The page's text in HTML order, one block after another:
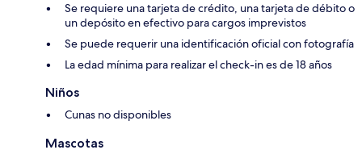
Se requiere una tarjeta de crédito, una tarjeta de débito o
un depósito en efectivo para cargos imprevistos
Se puede requerir una identificación oficial con fotografía
La edad mínima para realizar el check-in es de 18 años
Niños
Cunas no disponibles
Mascotas